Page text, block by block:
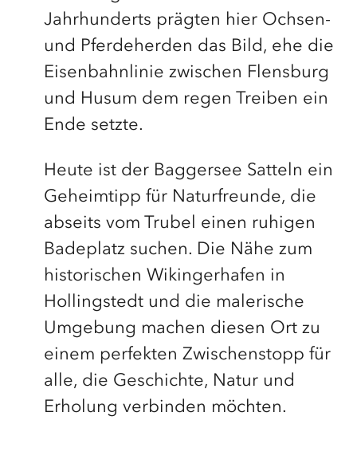
Jahrhunderts prägten hier Ochsen-
und Pferdeherden das Bild, ehe die
Eisenbahnlinie zwischen Flensburg
und Husum dem regen Treiben ein
Ende setzte.
Heute ist der Baggersee Satteln ein
Geheimtipp für Naturfreunde, die
abseits vom Trubel einen ruhigen
Badeplatz suchen. Die Nähe zum
historischen Wikingerhafen in
Hollingstedt und die malerische
Umgebung machen diesen Ort zu
einem perfekten Zwischenstopp für
alle, die Geschichte, Natur und
Erholung verbinden möchten.